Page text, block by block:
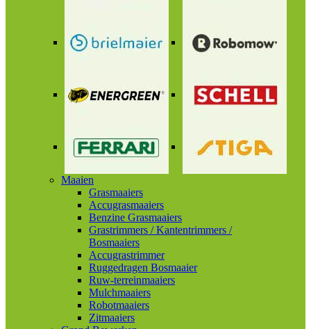
Maaien
Grasmaaiers
Accugrasmaaiers
Benzine Grasmaaiers
Grastrimmers / Kantentrimmers /
Bosmaaiers
Accugrastrimmer
Ruggedragen Bosmaaier
Ruw-terreinmaaiers
Mulchmaaiers
Robotmaaiers
Zitmaaiers